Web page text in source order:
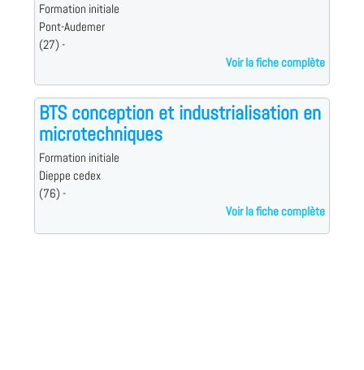
Formation initiale
Pont-Audemer
(27) -
Voir la fiche complète
BTS conception et industrialisation en
microtechniques
Formation initiale
Dieppe cedex
(76) -
Voir la fiche complète